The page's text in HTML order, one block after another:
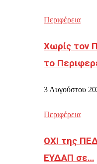
Περιφέρεια
Χωρίς τον
το
3 Αυγούστου
Περιφέρεια
ΟΧΙ της
ΕΥΔΑΠ σε…